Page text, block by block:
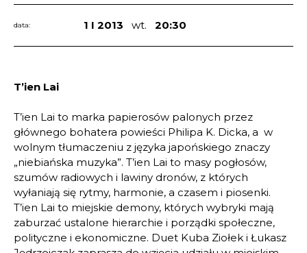
data: 1 I 2013 wt. 20:30
T’ien Lai
T’ien Lai to marka papierosów palonych przez
głównego bohatera powieści Philipa K. Dicka, a  w
wolnym tłumaczeniu z języka japońskiego znaczy
„niebiańska muzyka”. T’ien Lai to masy pogłosów,
szumów radiowych i lawiny dronów, z których
wyłaniają się rytmy, harmonie, a czasem i piosenki.
T’ien Lai to miejskie demony, których wybryki mają
zaburzać ustalone hierarchie i porządki społeczne,
polityczne i ekonomiczne. Duet Kuba Ziołek i Łukasz